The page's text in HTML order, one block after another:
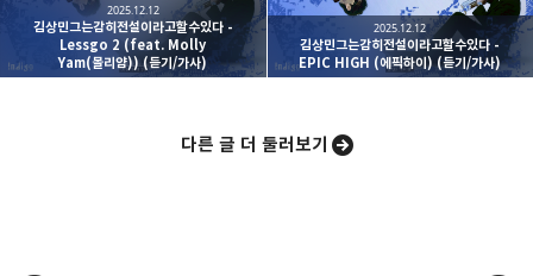
김상민그는감히전설이라고할수있다 -
Lessgo 2 (feat. Molly
Yam(몰리얌)) (듣기/가사)
2025.12.12
김상민그는감히전설이라고할수있다 -
EPIC HIGH (에픽하이) (듣기/가사)
2025.12.12
다른 글 더 둘러보기